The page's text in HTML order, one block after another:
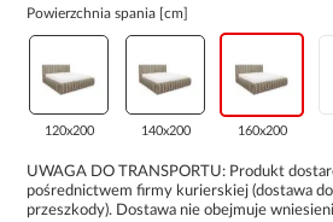
Powierzchnia spania [cm]
120x200 140x200 160x200
UWAGA DO TRANSPORTU: Produkt
pośrednictwem firmy kurierskiej (dostawa
przeszkody). Dostawa nie obejmuje